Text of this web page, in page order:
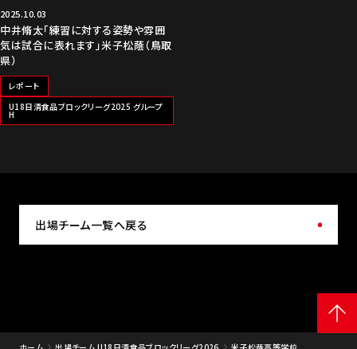
2025.10.03
中井脩太「練習に対する姿勢や雰囲
気は試合に表れます」米子松蔭（鳥取
県）
レポート
U18日清食品ブロックリーグ2025 グループ
H
出場チーム一覧へ戻る